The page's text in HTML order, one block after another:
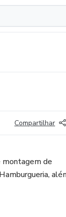
Compartilhar
montagem de